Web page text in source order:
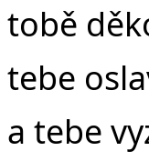
tobě
tebe
a tebe